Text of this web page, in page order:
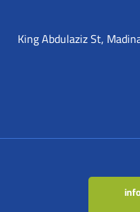
7951 King Abdulaziz St,